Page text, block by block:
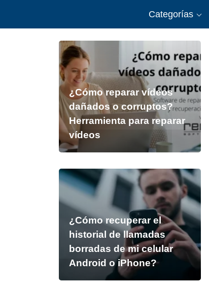
Categorías
¿Cómo reparar vídeos
dañados o corruptos?
Herramienta para reparar
vídeos
¿Cómo recuperar el
historial de llamadas
borradas de mi celular
Android o iPhone?